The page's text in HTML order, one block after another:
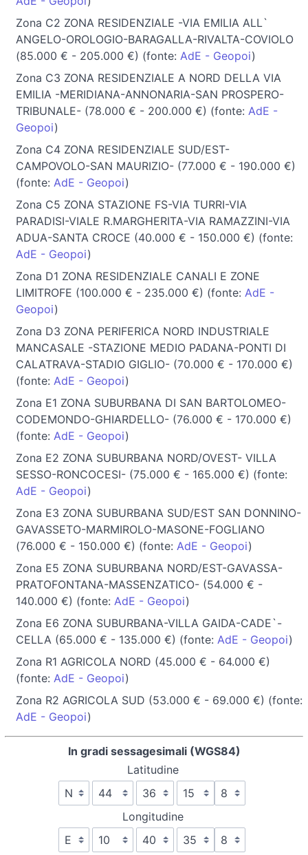
Zona C2 ZONA RESIDENZIALE -VIA EMILIA ALL`
ANGELO-OROLOGIO-BARAGALLA-RIVALTA-COVIOLO
(85.000 € - 205.000 €) (fonte: AdE - Geopoi)
Zona C3 ZONA RESIDENZIALE A NORD DELLA VIA
EMILIA -MERIDIANA-ANNONARIA-SAN PROSPERO-
TRIBUNALE- (78.000 € - 200.000 €) (fonte: AdE -
Geopoi)
Zona C4 ZONA RESIDENZIALE SUD/EST-
CAMPOVOLO-SAN MAURIZIO- (77.000 € - 190.000 €)
(fonte: AdE - Geopoi)
Zona C5 ZONA STAZIONE FS-VIA TURRI-VIA
PARADISI-VIALE R.MARGHERITA-VIA RAMAZZINI-VIA
ADUA-SANTA CROCE (40.000 € - 150.000 €) (fonte:
AdE - Geopoi)
Zona D1 ZONA RESIDENZIALE CANALI E ZONE
LIMITROFE (100.000 € - 235.000 €) (fonte: AdE -
Geopoi)
Zona D3 ZONA PERIFERICA NORD INDUSTRIALE
MANCASALE -STAZIONE MEDIO PADANA-PONTI DI
CALATRAVA-STADIO GIGLIO- (70.000 € - 170.000 €)
(fonte: AdE - Geopoi)
Zona E1 ZONA SUBURBANA DI SAN BARTOLOMEO-
CODEMONDO-GHIARDELLO- (76.000 € - 170.000 €)
(fonte: AdE - Geopoi)
Zona E2 ZONA SUBURBANA NORD/OVEST- VILLA
SESSO-RONCOCESI- (75.000 € - 165.000 €) (fonte:
AdE - Geopoi)
Zona E3 ZONA SUBURBANA SUD/EST SAN DONNINO-
GAVASSETO-MARMIROLO-MASONE-FOGLIANO
(76.000 € - 150.000 €) (fonte: AdE - Geopoi)
Zona E5 ZONA SUBURBANA NORD/EST-GAVASSA-
PRATOFONTANA-MASSENZATICO- (54.000 € -
140.000 €) (fonte: AdE - Geopoi)
Zona E6 ZONA SUBURBANA-VILLA GAIDA-CADE`-
CELLA (65.000 € - 135.000 €) (fonte: AdE - Geopoi)
Zona R1 AGRICOLA NORD (45.000 € - 64.000 €)
(fonte: AdE - Geopoi)
Zona R2 AGRICOLA SUD (53.000 € - 69.000 €) (fonte:
AdE - Geopoi)
In gradi sessagesimali (WGS84)
Latitudine
Longitudine